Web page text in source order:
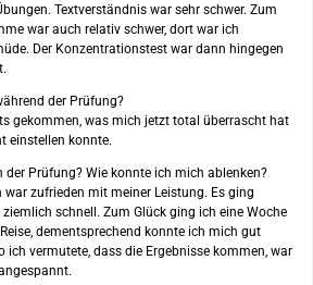
Textverständnis war sehr schwer. Zum
war auch relativ schwer, dort war ich
Der Konzentrationstest war dann hingegen
der Prüfung?
gekommen, was mich jetzt total überrascht hat
einstellen konnte.
Prüfung? Wie konnte ich mich ablenken?
war zufrieden mit meiner Leistung. Es ging
schnell. Zum Glück ging ich eine Woche
dementsprechend konnte ich mich gut
ich vermutete, dass die Ergebnisse kommen, war